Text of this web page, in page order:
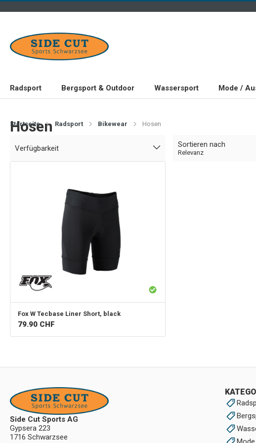
Radsport Bergsport & Outdoor Wassersport Mode /
Startseite Radsport Bikewear Hosen
Hosen
Verfügbarkeit Sortieren nach
Relevanz
Fox W Tecbase Liner Short, black
79.90 CHF
Side Cut Sports AG
Gypsera 223
1716 Schwarzsee